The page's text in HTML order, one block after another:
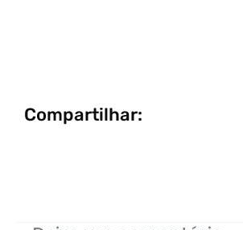
Compartilhar: